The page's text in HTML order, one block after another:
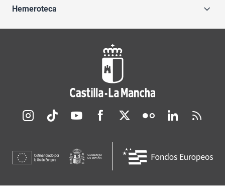
Hemeroteca
Redes sociales JCCM